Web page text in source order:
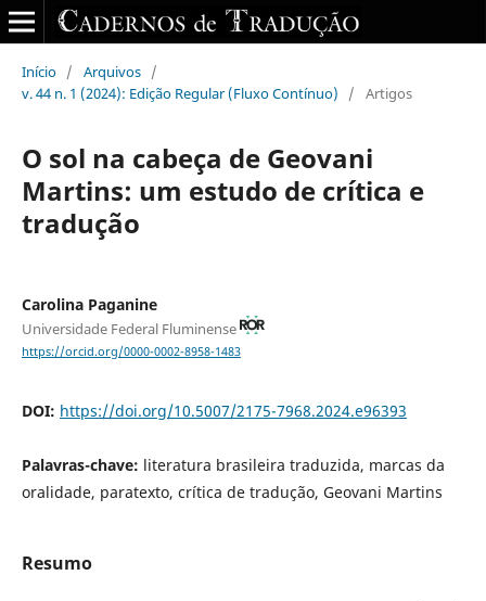
Início / Arquivos /
v. 44 n. 1 (2024): Edição Regular (Fluxo Contínuo)
/ Artigos
O sol na cabeça de Geovani
Martins: um estudo de crítica e
tradução
Carolina Paganine
Universidade Federal Fluminense
https://orcid.org/0000-0002-8958-1483
DOI: https://doi.org/10.5007/2175-7968.2024.e96393
Palavras-chave: literatura brasileira traduzida, marcas da
oralidade, paratexto, crítica de tradução, Geovani Martins
Resumo